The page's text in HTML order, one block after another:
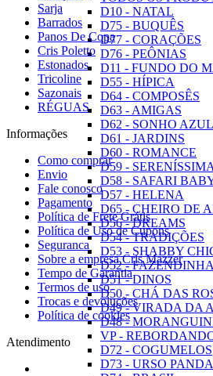
D10 - NATAL
D75 - BUQUÊS
D77 - CORAÇÕES
D76 - PEÔNIAS
D11 - FUNDO DO
D55 - HÍPICA
D64 - COMPOSÊS
D63 - AMIGAS
D62 - SONHO AZUL
D61 - JARDINS
D60 - ROMANCE
D59 - SERENÍSSIMA
D58 - SAFARI
D57 - HELENA
D65 - CHEIRO DE
D56 - DREAMS
D54 - TRADIÇÕES
D53 - SHABBY
D52 - FAZENDINHA
D51 - DINOS
D50 - CHÁ DAS
D49 - VIRADA DA
D48 -
VP -
D72 - COGUMELOS
D73 - URSO PANDA
Sarja
Barrados
Panos De Copa
Cris Poletto
Estonados
Tricoline
Sazonais
RÉGUAS
Informações
Como comprar
Envio
Fale conosco
Pagamento
Política de Frete Grátis
Política de Uso de Cupons
Seguranca
Sobre a empresa Cris Mazzer
Tempo de Garantia
Termos de uso
Trocas e devoluções
Política de cookies
Atendimento